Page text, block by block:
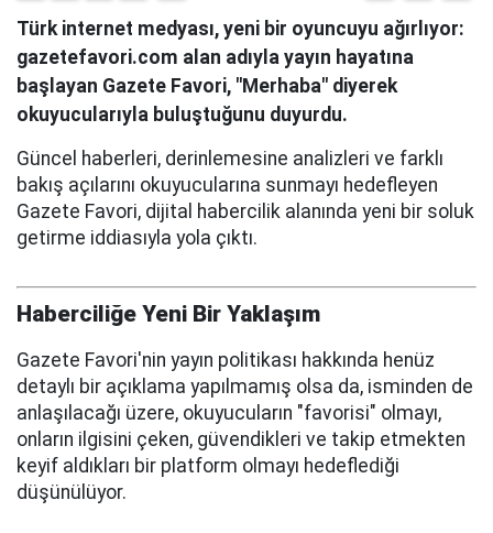
Türk internet medyası, yeni bir oyuncuyu ağırlıyor:
gazetefavori.com alan adıyla yayın hayatına
başlayan Gazete Favori, "Merhaba" diyerek
okuyucularıyla buluştuğunu duyurdu.
Güncel haberleri, derinlemesine analizleri ve farklı
bakış açılarını okuyucularına sunmayı hedefleyen
Gazete Favori, dijital habercilik alanında yeni bir soluk
getirme iddiasıyla yola çıktı.
Haberciliğe Yeni Bir Yaklaşım
Gazete Favori'nin yayın politikası hakkında henüz
detaylı bir açıklama yapılmamış olsa da, isminden de
anlaşılacağı üzere, okuyucuların "favorisi" olmayı,
onların ilgisini çeken, güvendikleri ve takip etmekten
keyif aldıkları bir platform olmayı hedeflediği
düşünülüyor.